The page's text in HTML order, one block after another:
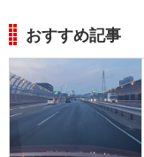
おすすめ記事